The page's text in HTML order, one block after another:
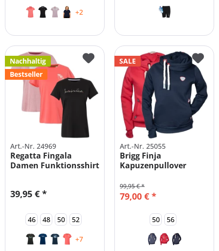
+2
Nachhaltig
Bestseller
Art.-Nr. 24969
Regatta Fingala
Damen Funktionsshirt
39,95 € *
46 48 50 52
+7
SALE
Art.-Nr. 25055
Brigg Finja
Kapuzenpullover
Große...
79,00 € *
99,95 € *
50 56